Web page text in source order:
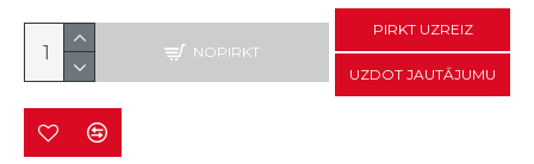
NOPIRKT
PIRKT UZREIZ
UZDOT JAUTĀJUMU